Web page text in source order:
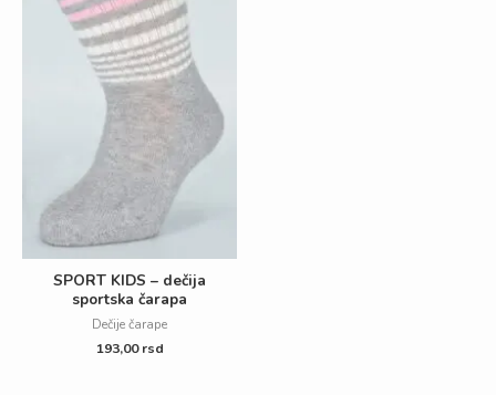
SPORT KIDS – dečija
sportska čarapa
Dečije čarape
193,00rsd